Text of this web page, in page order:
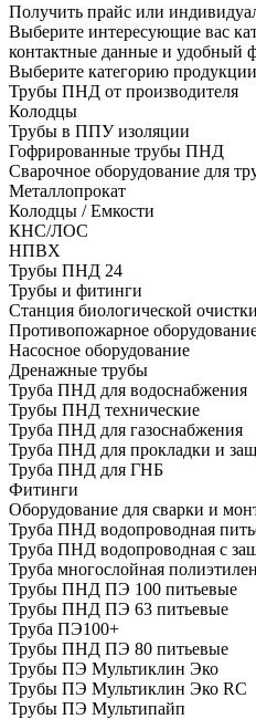
Получить прайс или
Выберите интересующие вас
контактные данные и удобный
Выберите категорию продукции
Трубы ПНД от производителя
Колодцы
Трубы в ППУ изоляции
Гофрированные трубы ПНД
Сварочное оборудование для
Металлопрокат
Колодцы / Емкости
КНС/ЛОС
НПВХ
Трубы ПНД 24
Трубы и фитинги
Cтанция биологической очистки
Противопожарное
Насосное оборудование
Дренажные трубы
Труба ПНД для водоснабжения
Трубы ПНД технические
Труба ПНД для газоснабжения
Труба ПНД для прокладки и
Труба ПНД для ГНБ
Фитинги
Оборудование для сварки и
Труба ПНД водопроводная
Труба ПНД водопроводная с
Труба многослойная
Трубы ПНД ПЭ 100 питьевые
Трубы ПНД ПЭ 63 питьевые
Труба ПЭ100+
Трубы ПНД ПЭ 80 питьевые
Трубы ПЭ Мультиклин Эко
Трубы ПЭ Мультиклин Эко RC
Трубы ПЭ Мультипайп